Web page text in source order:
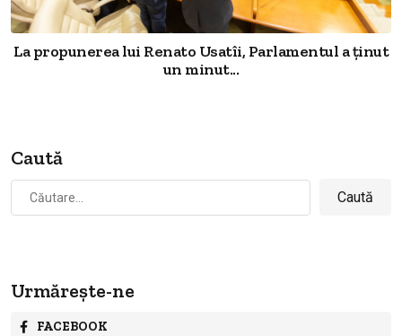
La propunerea lui Renato Usatîi, Parlamentul a ținut
un minut...
Caută
Caută
după:
Urmărește-ne
FACEBOOK